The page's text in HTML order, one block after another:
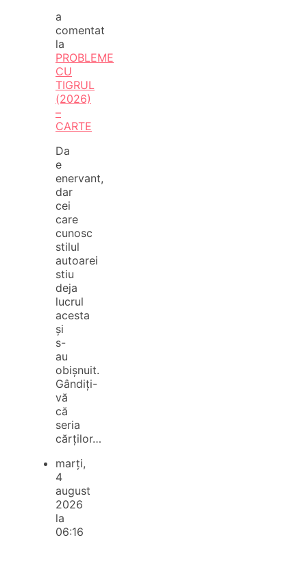
a
comentat
la
PROBLEME
CU
TIGRUL
(2026)
–
CARTE
Da
e
enervant,
dar
cei
care
cunosc
stilul
autoarei
stiu
deja
lucrul
acesta
și
s-
au
obișnuit.
Gândiți-
vă
că
seria
cărților…
marți,
4
august
2026
la
06:16